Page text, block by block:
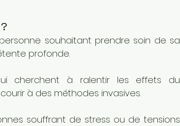
souhaitant prendre soin de sa
profonde.
cherchent à ralentir les effets du
à des méthodes invasives.
souffrant de stress ou de tensions